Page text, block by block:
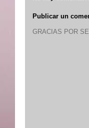
Publicar un
GRACIAS POR